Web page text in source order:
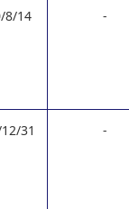
8/14 -
31 -